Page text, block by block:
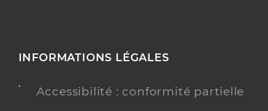
INFORMATIONS LÉGALES
Accessibilité : conformité partielle